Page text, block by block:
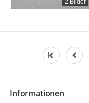
2 Bilder
Informationen